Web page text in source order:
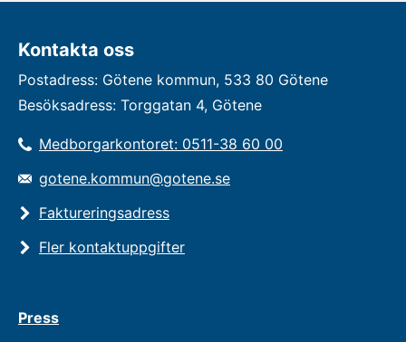
Kontakta oss
Postadress: Götene kommun, 533 80 Götene
Besöksadress: Torggatan 4, Götene
Medborgarkontoret: 0511-38 60 00
gotene.kommun@gotene.se
Faktureringsadress
Fler kontaktuppgifter
Press